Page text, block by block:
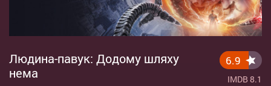
Людина-павук: Додому шляху
нема
6.9
IMDB 8.1